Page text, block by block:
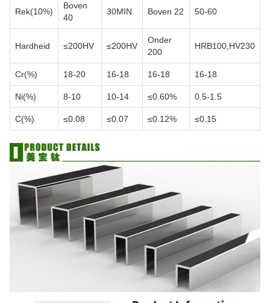
Rek(10%)
Boven
40
30MIN Boven 22 50-60
Hardheid ≤200HV ≤200HV
Onder
200
HRB100,HV230
Cr(%) 18-20 16-18 16-18 16-18
Ni(%) 8-10 10-14 ≤0.60% 0.5-1.5
C(%) ≤0.08 ≤0.07 ≤0.12% ≤0.15